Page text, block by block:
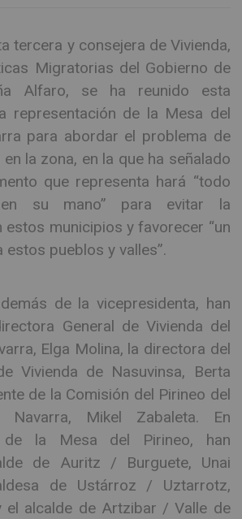
tercera y consejera de Vivienda,
Migratorias del Gobierno de
Alfaro, se ha reunido esta
representación de la Mesa del
para abordar el problema de
la zona, en la que ha señalado
que representa hará “todo
su mano” para evitar la
estos municipios y favorecer “un
pueblos y valles”.
de la vicepresidenta, han
General de Vivienda del
Elga Molina, la directora del
Vivienda de Nasuvinsa, Berta
de la Comisión del Pirineo del
Navarra, Mikel Zabaleta. En
de la Mesa del Pirineo, han
de Auritz / Burguete, Unai
de Ustárroz / Uztarrotz,
el alcalde de Artzibar / Valle de